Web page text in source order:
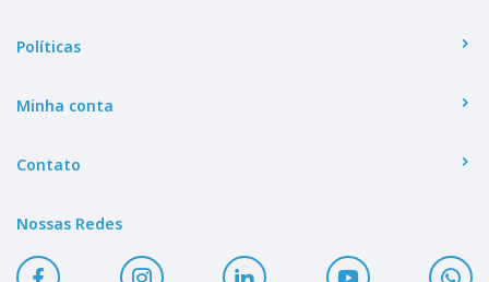
Políticas
Minha conta
Contato
Nossas Redes